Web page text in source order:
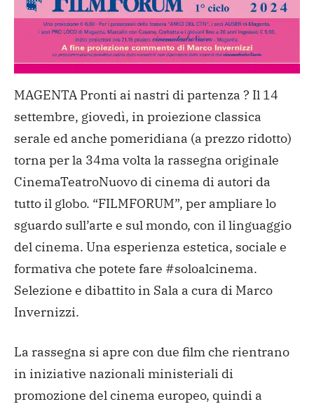
MAGENTA Pronti ai nastri di partenza ? Il 14
settembre, giovedì, in proiezione classica
serale ed anche pomeridiana (a prezzo ridotto)
torna per la 34ma volta la rassegna originale
CinemaTeatroNuovo di cinema di autori da
tutto il globo. “FILMFORUM”, per ampliare lo
sguardo sull’arte e sul mondo, con il linguaggio
del cinema. Una esperienza estetica, sociale e
formativa che potete fare #soloalcinema.
Selezione e dibattito in Sala a cura di Marco
Invernizzi.
La rassegna si apre con due film che rientrano
in iniziative nazionali ministeriali di
promozione del cinema europeo, quindi a